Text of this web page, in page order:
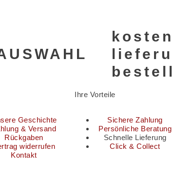
Geschichte
& Versand
Rückgaben
widerrufen
Kontakt
Ihre Vorteile
Sichere Zahlung
Persönliche Beratung
Schnelle Lieferung
Click & Collect